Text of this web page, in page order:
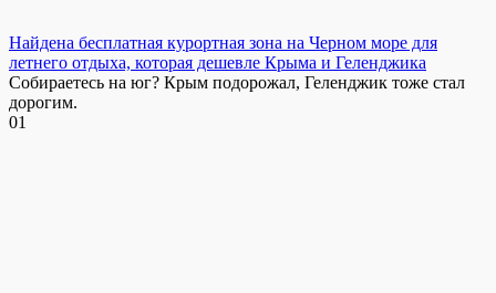
Найдена бесплатная курортная зона на Черном море для
летнего отдыха, которая дешевле Крыма и Геленджика
Собираетесь на юг? Крым подорожал, Геленджик тоже стал
дорогим.
01